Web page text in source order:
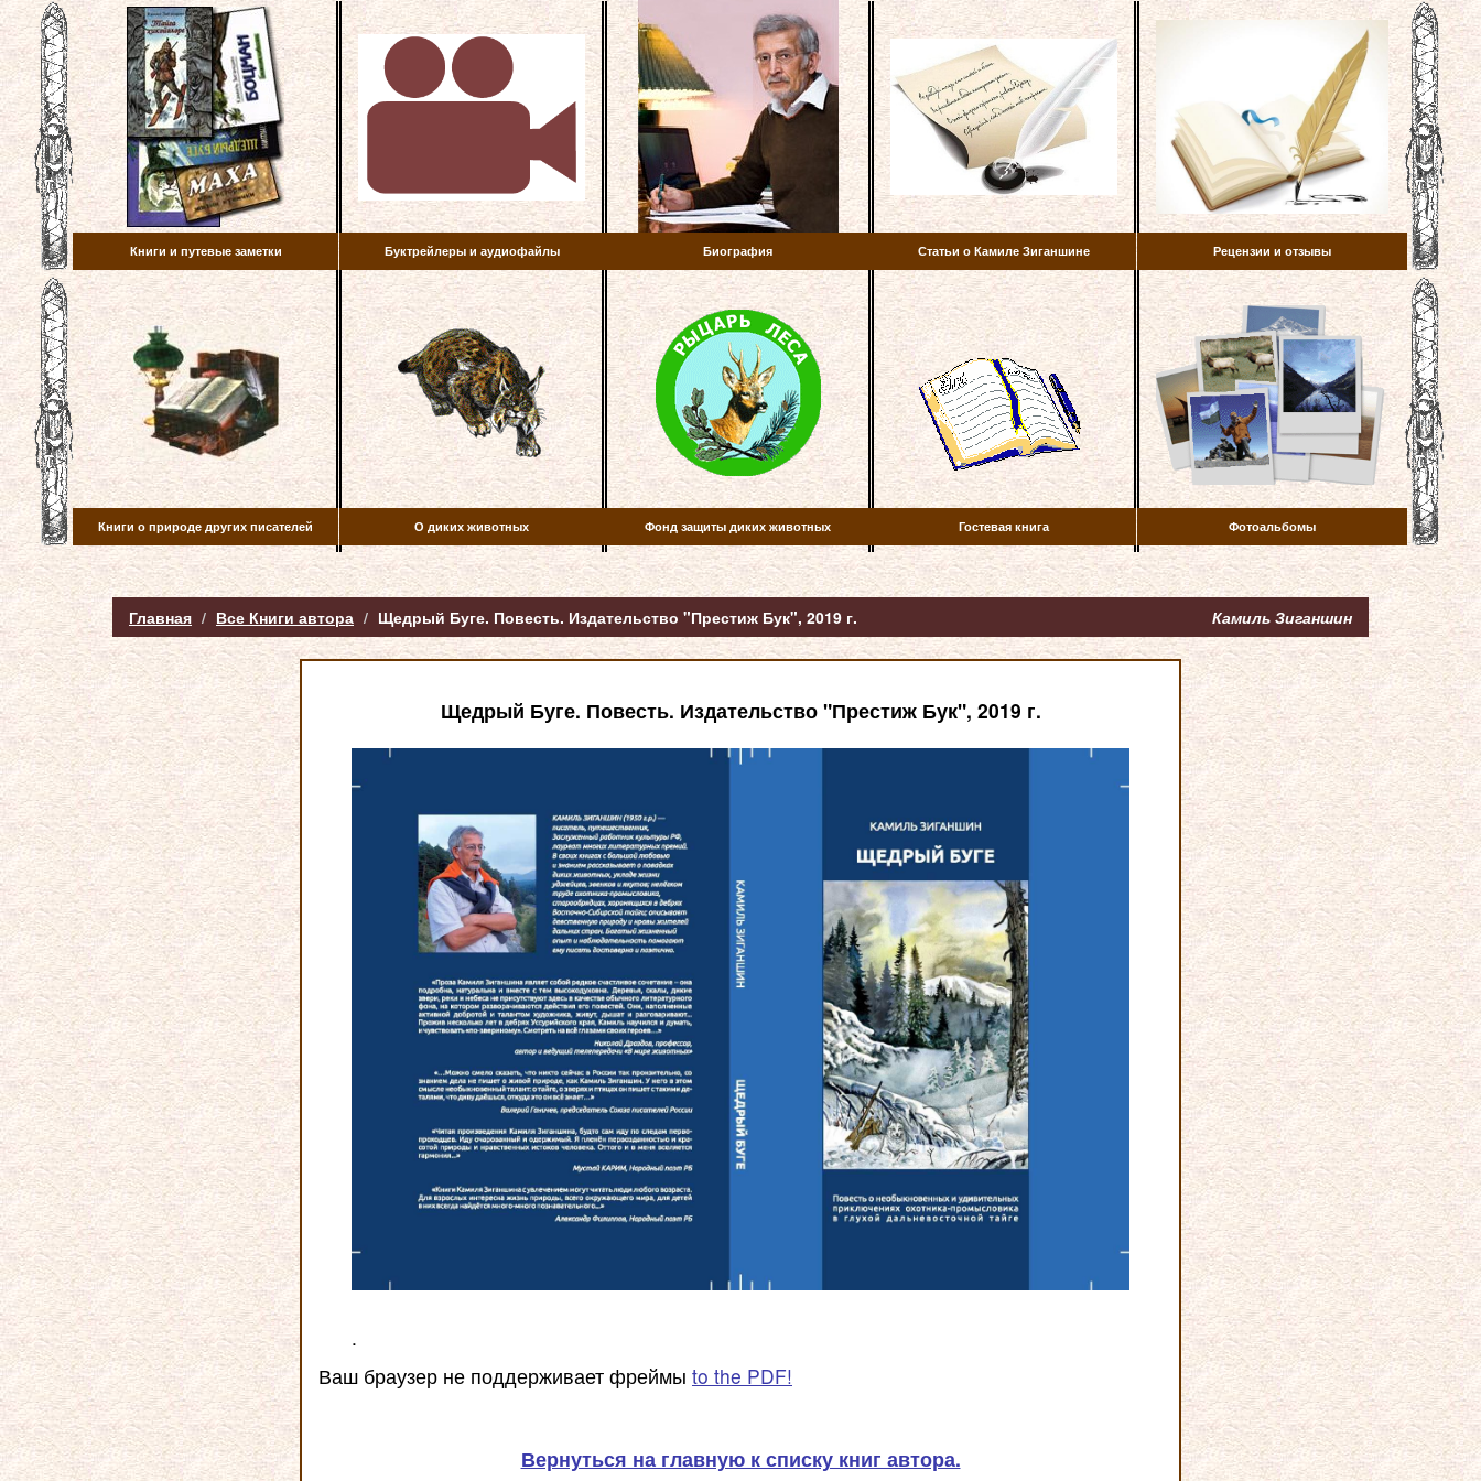
Книги и путевые заметки Буктрейлеры и аудиофайлы Биография Статьи о Камиле Зиганшине Рецензии и отзывы
Книги о природе других писателей О диких животных Фонд защиты диких животных Гостевая книга Фотоальбомы
Главная Все Книги автора Щедрый Буге. Повесть. Издательство "Престиж Бук", 2019 г. Камиль Зиганшин
Щедрый Буге. Повесть. Издательство "Престиж Бук", 2019 г.
.
Ваш браузер не поддерживает фреймы to the PDF!
Вернуться на главную к списку книг автора.